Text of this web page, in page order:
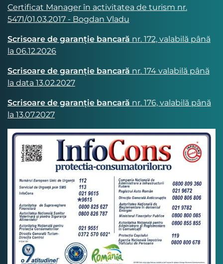
Certificat Manager în activitatea de turism nr.
5471/01.03.2017 - Bogdan Vladu
Scrisoare de garanție bancară nr. 172, valabilă până
la 06.12.2026
Scrisoare de garanție bancară nr. 174 valabilă până
la data 13.02.2027
Scrisoare de garanție bancară nr. 176, valabilă până
la 13.07.2027